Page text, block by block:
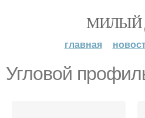
МИЛЫЙ
главная
Угловой